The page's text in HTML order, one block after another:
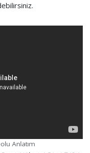
Anlatım